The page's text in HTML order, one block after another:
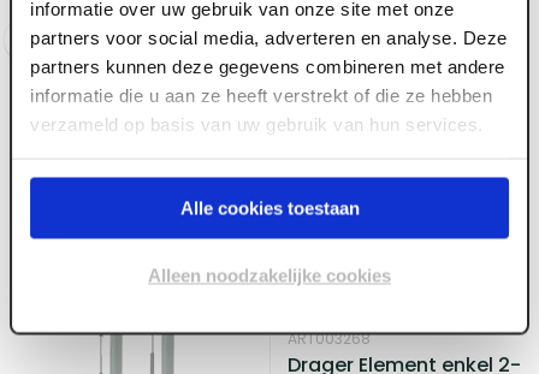
informatie over uw gebruik van onze site met onze
partners voor social media, adverteren en analyse. Deze
partners kunnen deze gegevens combineren met andere
informatie die u aan ze heeft verstrekt of die ze hebben
verzameld op basis van uw gebruik van hun services.
Alle cookies toestaan
Alleen noodzakelijke cookies
Log in voor prijzen Log in voor prijzen
ART003268
Drager Element enkel 2-